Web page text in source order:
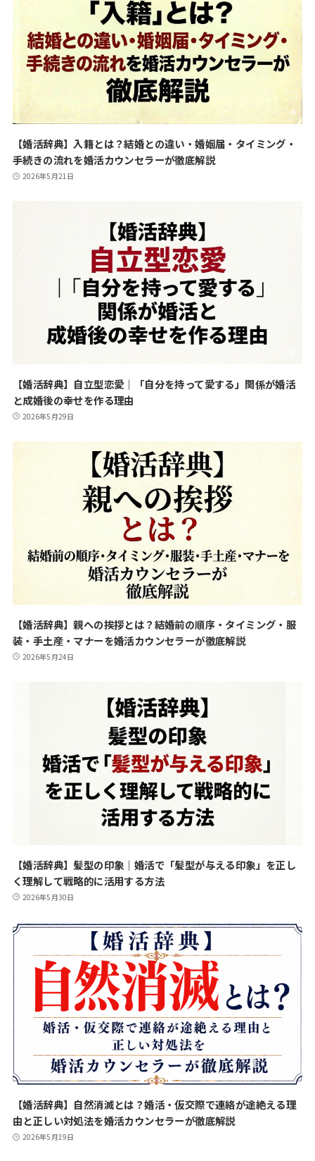
【婚活辞典】入籍とは？結婚との違い・婚姻届・タイミング・
手続きの流れを婚活カウンセラーが徹底解説
2026年5月21日
【婚活辞典】自立型恋愛｜「自分を持って愛する」関係が婚活
と成婚後の幸せを作る理由
2026年5月29日
【婚活辞典】親への挨拶とは？結婚前の順序・タイミング・服
装・手土産・マナーを婚活カウンセラーが徹底解説
2026年5月24日
【婚活辞典】髪型の印象｜婚活で「髪型が与える印象」を正し
く理解して戦略的に活用する方法
2026年5月30日
【婚活辞典】自然消滅とは？婚活・仮交際で連絡が途絶える理
由と正しい対処法を婚活カウンセラーが徹底解説
2026年5月19日